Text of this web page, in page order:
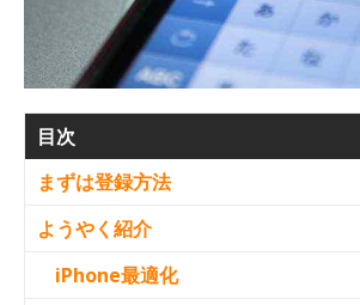
目次
まずは登録方法
ようやく紹介
iPhone最適化